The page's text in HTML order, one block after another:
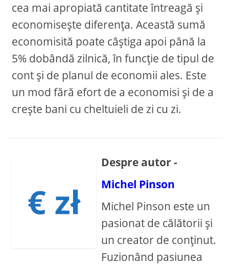
cea mai apropiată cantitate întreagă și
economisește diferența. Această sumă
economisită poate câștiga apoi până la
5% dobândă zilnică, în funcție de tipul de
cont și de planul de economii ales. Este
un mod fără efort de a economisi și de a
crește bani cu cheltuieli de zi cu zi.
Despre autor -
Michel Pinson
Michel Pinson este un
pasionat de călătorii și
un creator de conținut.
Fuzionând pasiunea